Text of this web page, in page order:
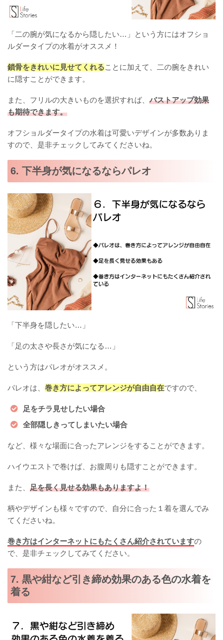
「二の腕が気になるから隠したい…」という方にはオフショ
ルダータイプの水着がオススメ！
鎖骨をきれいに見せてくれることに加えて、二の腕をきれい
に隠すことができます。
また、フリルの大きいものを選択すれば、 バストアップ効果
も期待できます。
オフショルダータイプの水着は可愛いデザインが多数ありま
すので、是非チェックしてみてくださいね。
6. 下半身が気になるならパレオ
「下半身を隠したい…」
「足の太さや長さが気になる…」
という方はパレオがオススメ。
パレオは、 巻き方によってアレンジが自由自在ですので、
足をチラ見せしたい場合
全部隠しきってしまいたい場合
など、様々な場面に合ったアレンジをすることができます。
ハイウエストで巻けば、お腹周りも隠すことができます。
また、 足を長く見せる効果もありますよ！
柄やデザインも様々ですので、自分に合った１着を選んでみ
てくださいね。
巻き方はインターネットにもたくさん紹介されていますの
で、是非チェックしてみてください。
7. 黒や紺など引き締め効果のある色の水着を
着る